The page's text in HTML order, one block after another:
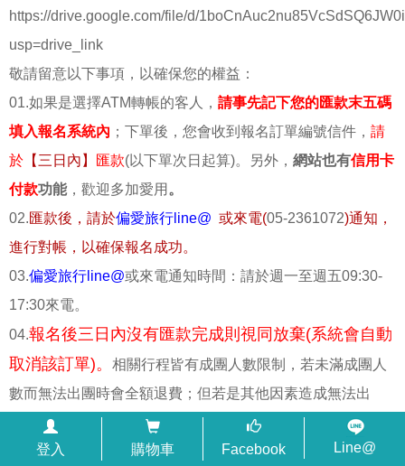
https://drive.google.com/file/d/
usp=drive_link
敬請留意以下事項，以確保您的權益：
01.如果是選擇ATM轉帳的客人， 請事先記下您的匯款末五碼
填入報名系統內 ；下單後，您會收到報名訂單編號信件， 請
於 【三日內】 匯款(以下單次日起算)。另外， 網站也有信用卡
付款功能，歡迎多加愛用 。
02.匯款後，請於偏愛旅行line@ 或來電(05-2361072)通知，
進行對帳，以確保報名成功。
03.偏愛旅行line@或來電通知時間：請於週一至週五09:30-
17:30來電。
04.報名後三日內沒有匯款完成則視同放棄(系統會自動
取消該訂單)。 相關行程皆有成團人數限制，若未滿成團人
數而無法出團時會全額退費；但若是其他因素造成無法出
團，則依個別專案進行處理。
05.以匯款完成順序為報名成功順序。
登入 購物車 Facebook Line@